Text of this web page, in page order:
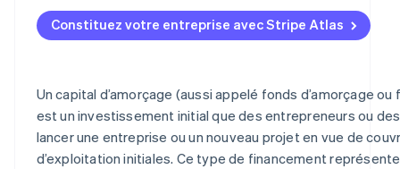
Accepter des paiements et effectuer des opérations
Achat dématérialisé des actions du fondateur
Déclaration automatique relative au formulaire
Documents juridiques de l’entreprise de classe
Constituez votre entreprise avec Stripe Atlas
Un capital d’amorçage (aussi appelé fonds d’amorçage
est un investissement initial que des entrepreneurs ou
lancer une entreprise ou un nouveau projet en vue de
d’exploitation initiales. Ce type de financement